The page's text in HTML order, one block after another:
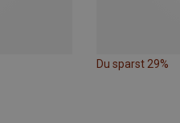
Du sparst 29%